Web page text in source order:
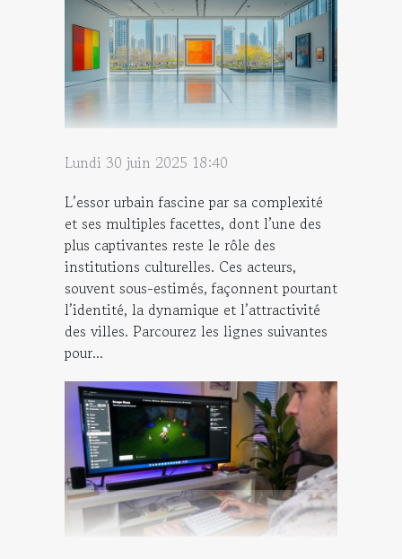
Lundi 30 juin 2025 18:40
L’essor urbain fascine par sa complexité
et ses multiples facettes, dont l’une des
plus captivantes reste le rôle des
institutions culturelles. Ces acteurs,
souvent sous-estimés, façonnent pourtant
l’identité, la dynamique et l’attractivité
des villes. Parcourez les lignes suivantes
pour...